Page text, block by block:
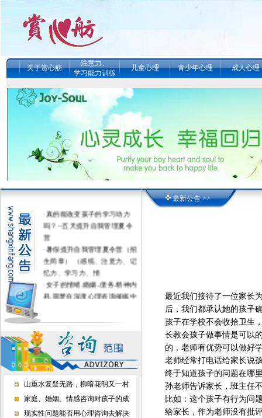
关于赏心舫
注意力、
学习能力训练
儿童心理 青少年心理 成人心理
真的能改变孩子的学习动力
吗？--五天提升自我管理夏令
营
暑假提升自我管理夏令营（招
生简章） （感统、注意力、记
忆力、学习力、情
女子的情绪.婚姻..债务.精神内
耗.噩梦在深度心理咨询催眠中
家长好好做心理咨询，孩子才
正常上学了
·心理咨询能挽回婚恋情感吗？
山重水复疑无路，柳暗花明又一村
家庭、婚姻、情感咨询对孩子的成
现实性问题能否用心理咨询去解决
最新公告 >>
最近我们接待了一位家长
后，我们都承认她的孩子
孩子在学校不会收拾卫生
长教会孩子做事情是可以
的，老师有优势可以做好
老师经常打电话给家长说
终于知道孩子的问题在哪
孙老师告诉家长，班主任
比如：这个孩子有行为问
给家长，作为老师没有批